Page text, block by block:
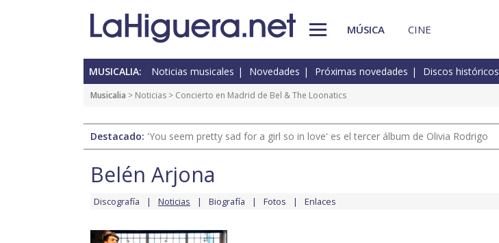
MÚSICA CINE
MUSICALIA: Noticias musicales Novedades Próximas novedades Discos históricos
Musicalia > Noticias > Concierto en Madrid de Bel & The Loonatics
Destacado: 'You seem pretty sad for a girl so in love' es el tercer álbum de Olivia Rodrigo
Belén Arjona
Discografía Noticias Biografía Fotos Enlaces